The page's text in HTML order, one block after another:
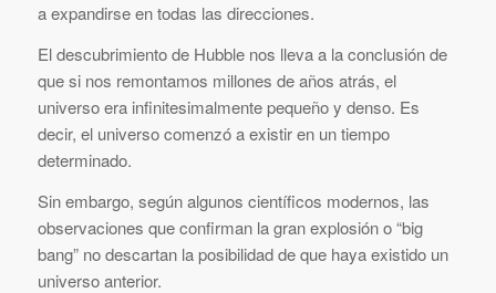
a expandirse en todas las direcciones.
El descubrimiento de Hubble nos lleva a la conclusión de
que si nos remontamos millones de años atrás, el
universo era infinitesimalmente pequeño y denso. Es
decir, el universo comenzó a existir en un tiempo
determinado.
Sin embargo, según algunos científicos modernos, las
observaciones que confirman la gran explosión o “big
bang” no descartan la posibilidad de que haya existido un
universo anterior.